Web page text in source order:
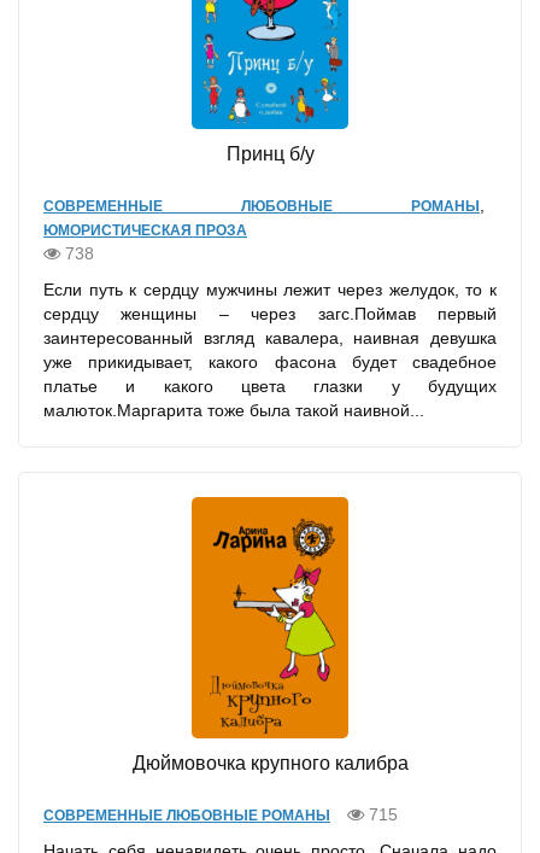
Принц б/у
СОВРЕМЕННЫЕ ЛЮБОВНЫЕ РОМАНЫ
ЮМОРИСТИЧЕСКАЯ ПРОЗА
738
Если путь к сердцу мужчины лежит через желудок, то к
сердцу женщины – через загс.Поймав первый
заинтересованный взгляд кавалера, наивная девушка
уже прикидывает, какого фасона будет свадебное
платье и какого цвета глазки у будущих
малюток.Маргарита тоже была такой наивной...
Дюймовочка крупного калибра
СОВРЕМЕННЫЕ ЛЮБОВНЫЕ РОМАНЫ
715